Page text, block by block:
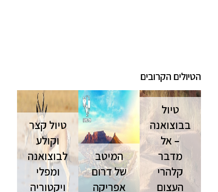
הטיולים הקרובים
טיול
בבוצואנה
– אל
מדבר
קלהרי
העצום
המיטב
של דרום
אפריקה
טיול קצר
וקולע
לבוצואנה
ומפלי
ויקטוריה